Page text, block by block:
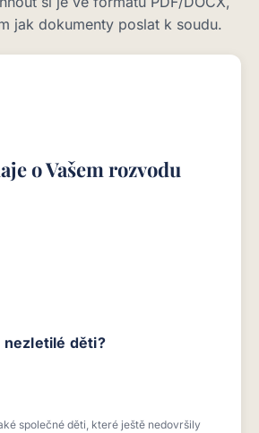
jak dokumenty poslat k soudu.
o Vašem rozvodu
nezletilé děti?
společné děti, které ještě nedovršily